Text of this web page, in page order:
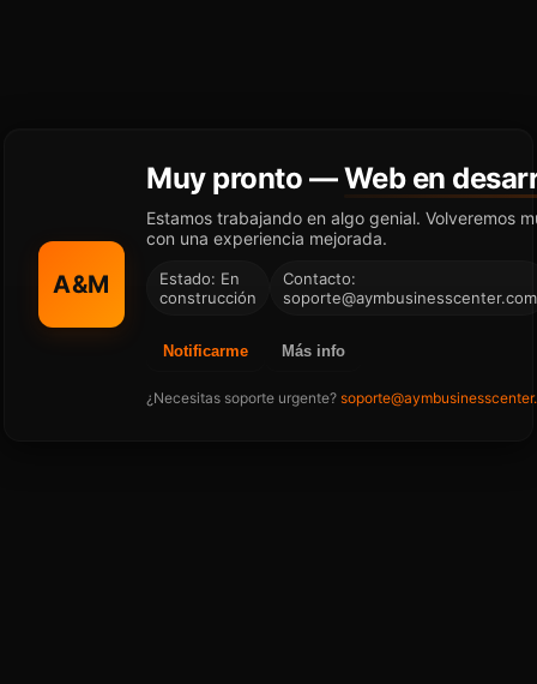
A&M
Muy pronto —Web en
Estamos trabajando en algo genial. Volveremos
con una experiencia mejorada.
Estado: En
construcción
Contacto:
soporte@aymbusinesscenter.com
Notificarme Más info
¿Necesitas soporte urgente?